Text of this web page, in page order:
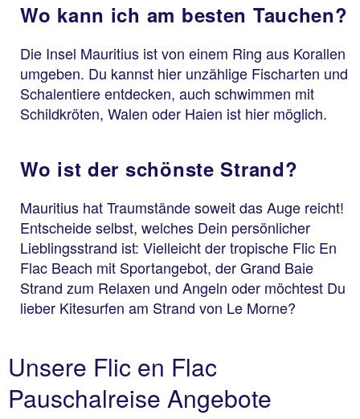
Wo kann ich am besten Tauchen?
Die Insel Mauritius ist von einem Ring aus Korallen
umgeben. Du kannst hier unzählige Fischarten und
Schalentiere entdecken, auch schwimmen mit
Schildkröten, Walen oder Haien ist hier möglich.
Wo ist der schönste Strand?
Mauritius hat Traumstände soweit das Auge reicht!
Entscheide selbst, welches Dein persönlicher
Lieblingsstrand ist: Vielleicht der tropische Flic En
Flac Beach mit Sportangebot, der Grand Baie
Strand zum Relaxen und Angeln oder möchtest Du
lieber Kitesurfen am Strand von Le Morne?
Unsere Flic en Flac
Pauschalreise Angebote